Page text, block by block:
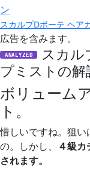
スカルプDボーテ ヘア
広告を含みます。
ANALYZED
スカル
プミストの解
ボリューム
ト。
惜しいですね。狙
の。しかし、
４級
されます。